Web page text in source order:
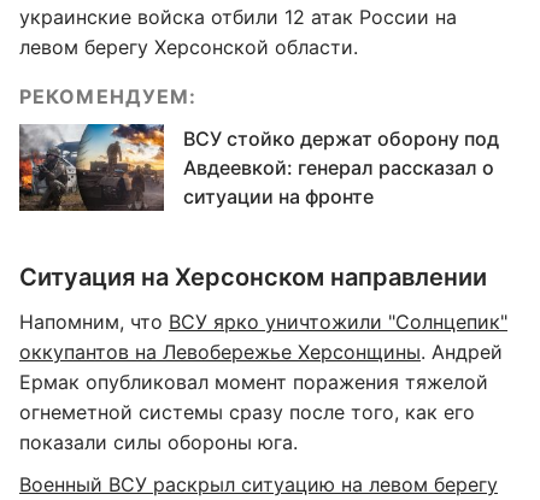
украинские войска отбили 12 атак России на
левом берегу Херсонской области.
РЕКОМЕНДУЕМ:
ВСУ стойко держат оборону под
Авдеевкой: генерал рассказал о
ситуации на фронте
Ситуация на Херсонском направлении
Напомним, что ВСУ ярко уничтожили "Солнцепик"
оккупантов на Левобережье Херсонщины. Андрей
Ермак опубликовал момент поражения тяжелой
огнеметной системы сразу после того, как его
показали силы обороны юга.
Военный ВСУ раскрыл ситуацию на левом берегу